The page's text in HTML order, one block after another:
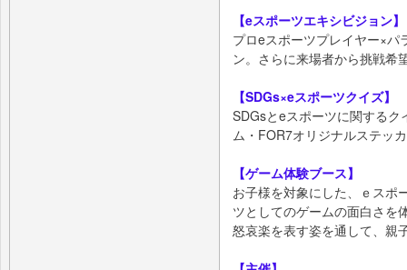
【eスポーツエキシビジョン】
プロeスポーツプレイヤー×
ン。さらに来場者から挑戦希
【SDGs×eスポーツクイズ】
SDGsとeスポーツに関する
ム・FOR7オリジナルステッ
【ゲーム体験ブース】
お子様を対象にした、ｅスポ
ツとしてのゲームの面白さを
怒哀楽を表す姿を通して、親